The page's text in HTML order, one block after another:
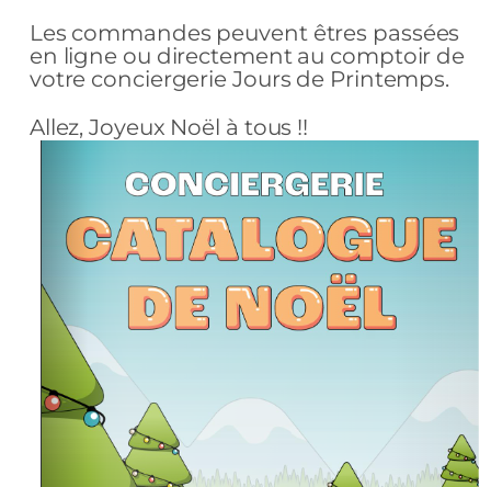
Les commandes peuvent êtres passées
en ligne ou directement au comptoir de
votre conciergerie Jours de Printemps.
Allez, Joyeux Noël à tous !!